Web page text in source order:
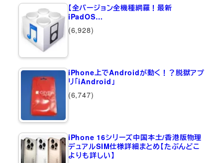
【全バージョン全機種網羅！最新
iPadOS…
(6,928)
iPhone上でAndroidが動く！？脱獄アプ
リ「iAndroid」
(6,747)
iPhone 16シリーズ中国本土/香港版物理
デュアルSIM仕様詳細まとめ【たぶんどこ
よりも詳しい】